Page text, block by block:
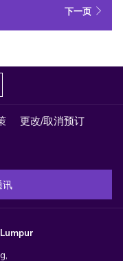
香槟，伴随城市夜景，感
住宿配套应运而生。该专属
自助晚餐、元旦丰盛早
想将这场难忘的庆典延续
豪华酒店的华丽篇章中闪耀
独一无二。让这场跨年之
下一页
更改/取消预订
讯